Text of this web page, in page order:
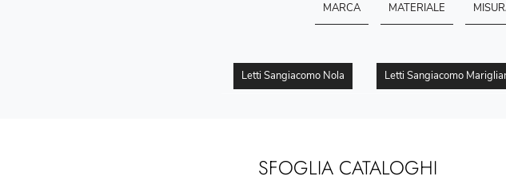
MARCA MATERIALE
Letti Sangiacomo Nola Letti Sangiacomo
SFOGLIA CATALOGHI